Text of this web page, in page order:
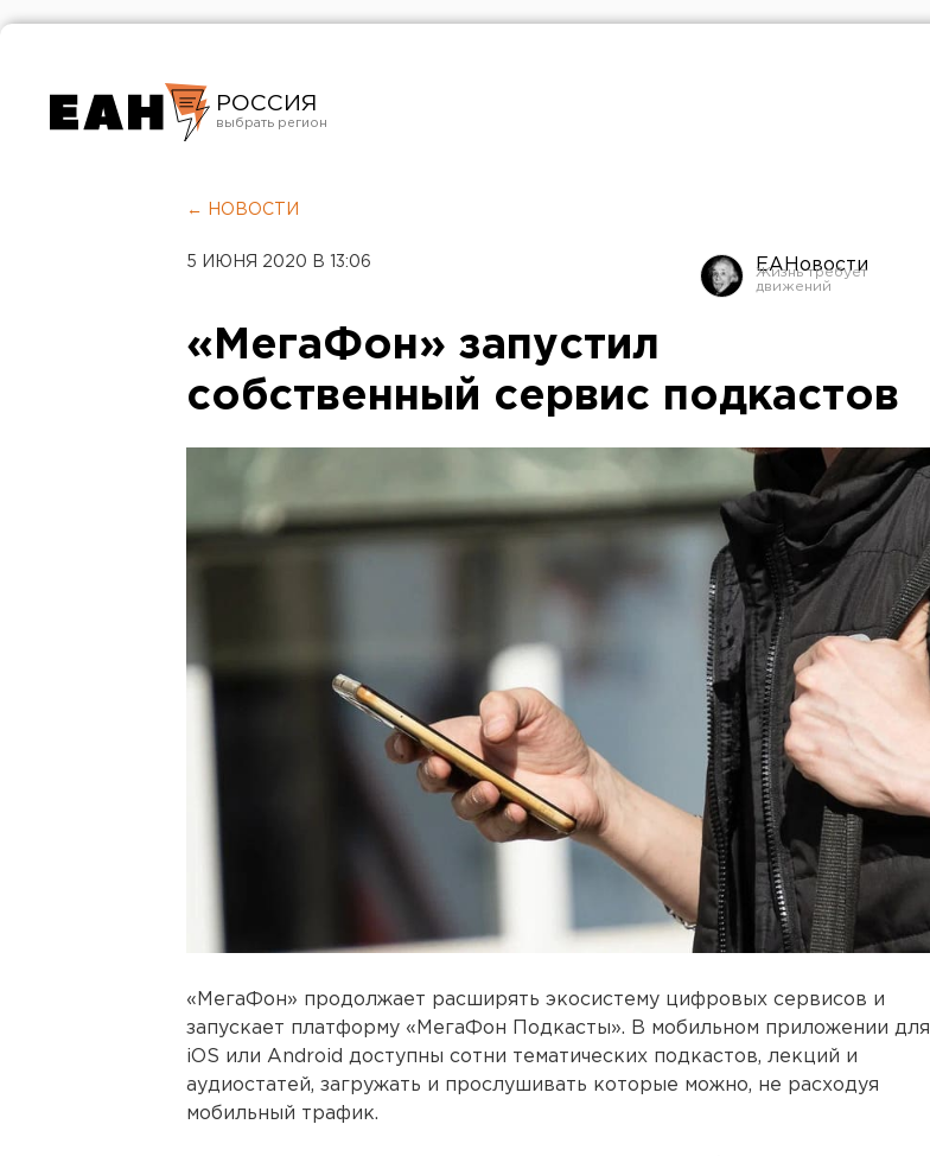
РОССИЯ
Челябинск
← НОВОСТИ
5 ИЮНЯ 2020 В 13:06 ЕАНовости
«МегаФон» запустил
собственный сервис подкастов
«МегаФон» продолжает расширять экосистему цифровых сервисов и
запускает платформу «МегаФон Подкасты». В мобильном приложении для
iOS или Android доступны сотни тематических подкастов, лекций и
аудиостатей, загружать и прослушивать которые можно, не расходуя
мобильный трафик.